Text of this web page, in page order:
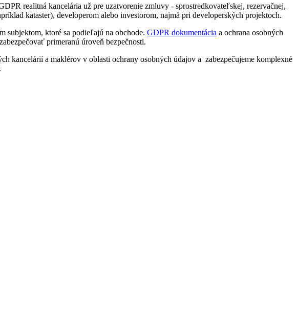
realitná kancelária už pre uzatvorenie zmluvy - sprostredkovateľskej, rezervačnej,
kataster), developerom alebo investorom, najmä pri developerských projektoch.
subjektom, ktoré sa podieľajú na obchode. GDPR dokumentácia a ochrana osobných
primeranú úroveň bezpečnosti.
kancelárií a maklérov v oblasti ochrany osobných údajov a zabezpečujeme komplexné